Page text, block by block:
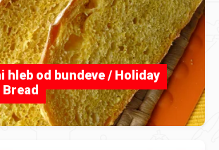
hleb od bundeve / Holiday